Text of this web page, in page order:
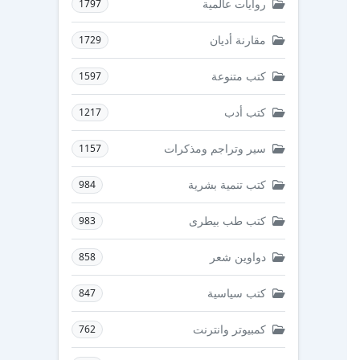
روايات عالمية 1797
مقارنة أديان 1729
كتب متنوعة 1597
كتب أدب 1217
سير وتراجم ومذكرات 1157
كتب تنمية بشرية 984
كتب طب بيطرى 983
دواوين شعر 858
كتب سياسية 847
كمبيوتر وانترنت 762